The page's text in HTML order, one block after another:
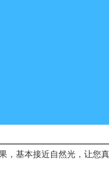
基本接近自然光，让您